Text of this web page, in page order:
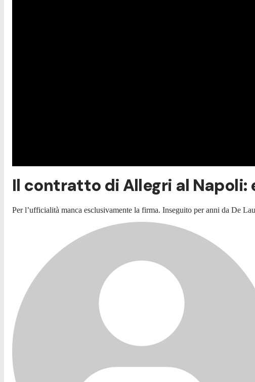
Il contratto di Allegri al
Per l’ufficialità manca esclusivamente la firma. Inseguito per anni da De